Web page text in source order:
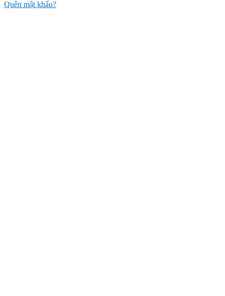
Quên mật khẩu?